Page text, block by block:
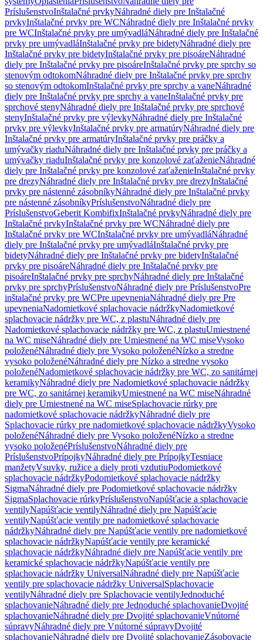
PríslušenstvoInštalačné prvkyNáhradné diely pre Inštalačné
prvkyInštalačné prvky pre WCNáhradné diely pre Inštalačné prvky
pre WCInštalačné prvky pre umývadláNáhradné diely pre Inštalačné
prvky pre umývadláInštalačné prvky pre bidetyNáhradné diely pre
Inštalačné prvky pre bidetyInštalačné prvky pre pisoáreNáhradné
diely pre Inštalačné prvky pre pisoáreInštalačné prvky pre sprchy so
stenovým odtokomNáhradné diely pre Inštalačné prvky pre sprchy
so stenovým odtokomInštalačné prvky pre sprchy a vaneNáhradné
diely pre Inštalačné prvky pre sprchy a vaneInštalačné prvky pre
sprchové stenyNáhradné diely pre Inštalačné prvky pre sprchové
stenyInštalačné prvky pre výlevkyNáhradné diely pre Inštalačné
prvky pre výlevkyInštalačné prvky pre armatúryNáhradné diely pre
Inštalačné prvky pre armatúryInštalačné prvky pre práčky a
umývačky riaduNáhradné diely pre Inštalačné prvky pre práčky a
umývačky riaduInštalačné prvky pre konzolové zaťaženieNáhradné
diely pre Inštalačné prvky pre konzolové zaťaženieInštalačné prvky
pre drezyNáhradné diely pre Inštalačné prvky pre drezyInštalačné
prvky pre nástenné zásobníkyNáhradné diely pre Inštalačné prvky
pre nástenné zásobníkyPríslušenstvoNáhradné diely pre
PríslušenstvoGeberit KombifixInštalačné prvkyNáhradné diely pre
Inštalačné prvkyInštalačné prvky pre WCNáhradné diely pre
Inštalačné prvky pre WCInštalačné prvky pre umývadláNáhradné
diely pre Inštalačné prvky pre umývadláInštalačné prvky pre
bidetyNáhradné diely pre Inštalačné prvky pre bidetyInštalačné
prvky pre pisoáreNáhradné diely pre Inštalačné prvky pre
pisoáreInštalačné prvky pre sprchyNáhradné diely pre Inštalačné
prvky pre sprchyPríslušenstvoNáhradné diely pre PríslušenstvoPre
inštalačné prvky pre WCPre upevneniaNáhradné diely pre Pre
upevneniaNadomietkové splachovacie nádržkyNadomietkové
splachovacie nádržky pre WC, z plastuNáhradné diely pre
Nadomietkové splachovacie nádržky pre WC, z plastuUmiestnené
na WC miseNáhradné diely pre Umiestnené na WC miseVysoko
položenéNáhradné diely pre Vysoko položenéNízko a stredne
vysoko položenéNáhradné diely pre Nízko a stredne vysoko
položenéNadomietkové splachovacie nádržky pre WC, zo sanitárnej
keramikyNáhradné diely pre Nadomietkové splachovacie nádržky
pre WC, zo sanitárnej keramikyUmiestnené na WC miseNáhradné
diely pre Umiestnené na WC miseSplachovacie rúrky pre
nadomietkové splachovacie nádržkyNáhradné diely pre
Splachovacie rúrky pre nadomietkové splachovacie nádržkyVysoko
položenéNáhradné diely pre Vysoko položenéNízko a stredne
vysoko položenéPríslušenstvoNáhradné diely pre
PríslušenstvoPrípojkyNáhradné diely pre PrípojkyTesniace
manžetyVsuvky, ružice a diely proti vzdutiuPodomietkové
splachovacie nádržkyPodomietkové splachovacie nádržky
SigmaNáhradné diely pre Podomietkové splachovacie nádržky
SigmaSplachovacie rúrkyPríslušenstvoNapúšťacie a splachovacie
ventilyNapúšťacie ventilyNáhradné diely pre Napúšťacie
ventilyNapúšťacie ventily pre nadomietkové splachovacie
nádržkyNáhradné diely pre Napúšťacie ventily pre nadomietkové
splachovacie nádržkyNapúšťacie ventily pre keramické
splachovacie nádržkyNáhradné diely pre Napúšťacie ventily pre
keramické splachovacie nádržkyNapúšťacie ventily pre
splachovacie nádržky UniversalNáhradné diely pre Napúšťacie
ventily pre splachovacie nádržky UniversalSplachovacie
ventilyNáhradné diely pre Splachovacie ventilyJednoduché
splachovanieNáhradné diely pre Jednoduché splachovanieDvojité
splachovanieNáhradné diely pre Dvojité splachovanieVnútorné
súpravyNáhradné diely pre Vnútorné súpravyDvojité
splachovanieNáhradné diely pre Dvojité splachovanieZásobovacie